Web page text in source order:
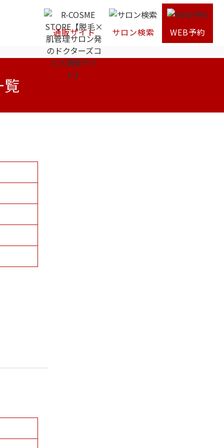
通販サイト サロン検索
WEB予約